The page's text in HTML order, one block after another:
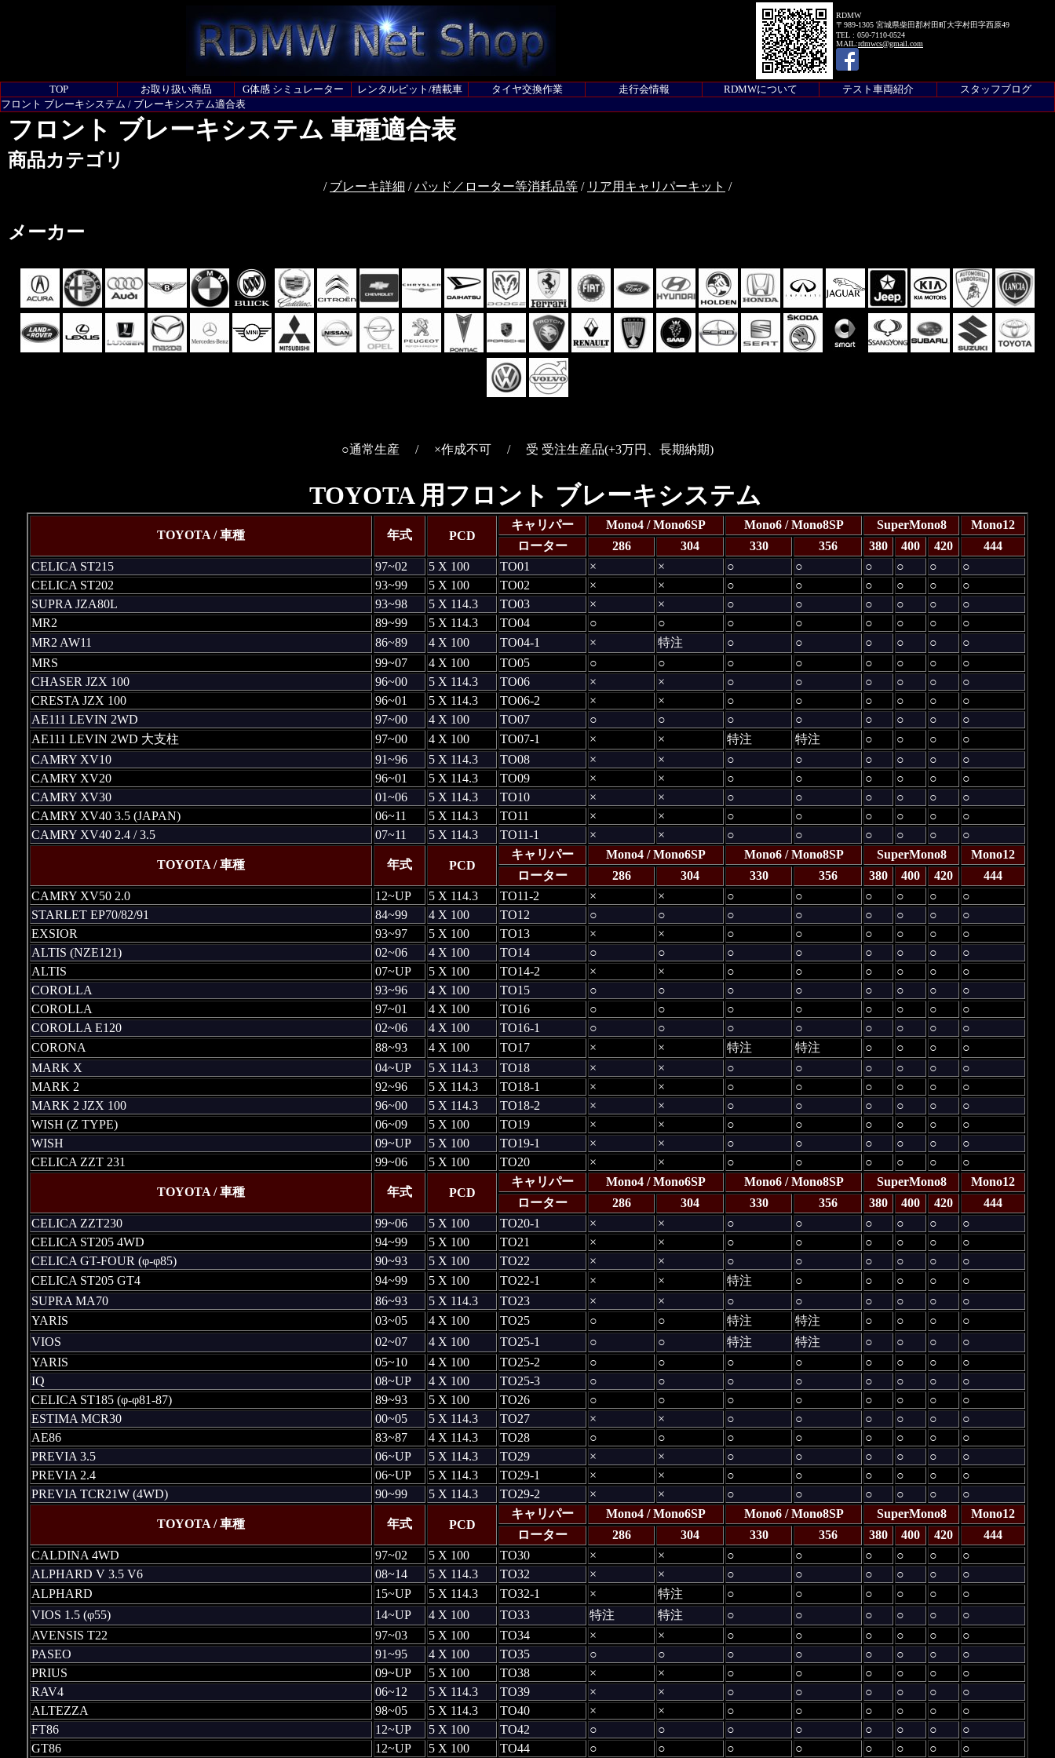
RDMW
〒989-1305 宮城県柴田郡村田町大字村田字西原49
TEL : 050-7110-0524
MAIL:rdmwcs@gmail.com
TOP お取り扱い商品 G体感 シミュレーター レンタルピット/積載車 タイヤ交換作業 走行会情報 RDMWについて テスト車両紹介
スタッフブログ
フロント ブレーキシステム / ブレーキシステム適合表
フロント ブレーキシステム 車種適合表
商品カテゴリ
/ ブレーキ詳細 /パッド／ローター等消耗品等 / リア用キャリパーキット /
メーカー
○通常生産 / ×作成不可 / 受 受注生産品(+3万円、長期納期)
TOYOTA 用フロント ブレーキシステム
TOYOTA / 車種 年式 PCD
キャリパー Mono4 / Mono6SP Mono6 / Mono8SP SuperMono8
Mono12
ローター
286 304 330 356 380 400 420
444
CELICA ST215
97~02 5 X 100 TO01 × × ○ ○ ○ ○ ○
○
CELICA ST202
93~99 5 X 100 TO02 × × ○ ○ ○ ○ ○
○
SUPRA JZA80L
93~98 5 X 114.3 TO03 × × ○ ○ ○ ○ ○
○
MR2
89~99 5 X 114.3 TO04 ○ ○ ○ ○ ○ ○ ○
○
MR2 AW11
86~89 4 X 100 TO04-1 × 特注 ○ ○ ○ ○ ○
○
MRS
99~07 4 X 100 TO05 ○ ○ ○ ○ ○ ○ ○
○
CHASER JZX 100
96~00 5 X 114.3 TO06 × × ○ ○ ○ ○ ○
○
CRESTA JZX 100
96~01 5 X 114.3 TO06-2 × × ○ ○ ○ ○ ○
○
AE111 LEVIN 2WD
97~00 4 X 100 TO07 ○ ○ ○ ○ ○ ○ ○
○
AE111 LEVIN 2WD 大支柱
97~00 4 X 100 TO07-1 × × 特注 特注 ○ ○ ○
○
CAMRY XV10
91~96 5 X 114.3 TO08 × × ○ ○ ○ ○ ○
○
CAMRY XV20
96~01 5 X 114.3 TO09 × × ○ ○ ○ ○ ○
○
CAMRY XV30
01~06 5 X 114.3 TO10 × × ○ ○ ○ ○ ○
○
CAMRY XV40 3.5 (JAPAN)
06~11 5 X 114.3 TO11 × × ○ ○ ○ ○ ○
○
CAMRY XV40 2.4 / 3.5
07~11 5 X 114.3 TO11-1 × × ○ ○ ○ ○ ○ ○
TOYOTA / 車種 年式 PCD
キャリパー Mono4 / Mono6SP Mono6 / Mono8SP SuperMono8
Mono12
ローター
286 304 330 356 380 400 420
444
CAMRY XV50 2.0
12~UP 5 X 114.3 TO11-2 × × ○ ○ ○ ○ ○
○
STARLET EP70/82/91
84~99 4 X 100 TO12 ○ ○ ○ ○ ○ ○ ○
○
EXSIOR
93~97 5 X 100 TO13 × × ○ ○ ○ ○ ○
○
ALTIS (NZE121)
02~06 4 X 100 TO14 ○ ○ ○ ○ ○ ○ ○
○
ALTIS
07~UP 5 X 100 TO14-2 × × ○ ○ ○ ○ ○
○
COROLLA
93~96 4 X 100 TO15 ○ ○ ○ ○ ○ ○ ○
○
COROLLA
97~01 4 X 100 TO16 ○ ○ ○ ○ ○ ○ ○
○
COROLLA E120
02~06 4 X 100 TO16-1 ○ ○ ○ ○ ○ ○ ○
○
CORONA
88~93 4 X 100 TO17 × × 特注 特注 ○ ○ ○
○
MARK X
04~UP 5 X 114.3 TO18 × × ○ ○ ○ ○ ○
○
MARK 2
92~96 5 X 114.3 TO18-1 × × ○ ○ ○ ○ ○
○
MARK 2 JZX 100
96~00 5 X 114.3 TO18-2 × × ○ ○ ○ ○ ○
○
WISH (Z TYPE)
06~09 5 X 100 TO19 × × ○ ○ ○ ○ ○
○
WISH
09~UP 5 X 100 TO19-1 × × ○ ○ ○ ○ ○
○
CELICA ZZT 231
99~06 5 X 100 TO20 × × ○ ○ ○ ○ ○ ○
TOYOTA / 車種 年式 PCD
キャリパー Mono4 / Mono6SP Mono6 / Mono8SP SuperMono8
Mono12
ローター
286 304 330 356 380 400 420
444
CELICA ZZT230
99~06 5 X 100 TO20-1 × × ○ ○ ○ ○ ○
○
CELICA ST205 4WD
94~99 5 X 100 TO21 × × ○ ○ ○ ○ ○
○
CELICA GT-FOUR (φ-φ85)
90~93 5 X 100 TO22 × × ○ ○ ○ ○ ○
○
CELICA ST205 GT4
94~99 5 X 100 TO22-1 × × 特注 ○ ○ ○ ○
○
SUPRA MA70
86~93 5 X 114.3 TO23 × × ○ ○ ○ ○ ○
○
YARIS
03~05 4 X 100 TO25 ○ ○ 特注 特注 ○ ○ ○
○
VIOS
02~07 4 X 100 TO25-1 ○ ○ 特注 特注 ○ ○ ○
○
YARIS
05~10 4 X 100 TO25-2 ○ ○ ○ ○ ○ ○ ○
○
IQ
08~UP 4 X 100 TO25-3 ○ ○ ○ ○ ○ ○ ○
○
CELICA ST185 (φ-φ81-87)
89~93 5 X 100 TO26 ○ ○ ○ ○ ○ ○ ○
○
ESTIMA MCR30
00~05 5 X 114.3 TO27 × × ○ ○ ○ ○ ○
○
AE86
83~87 4 X 114.3 TO28 ○ ○ ○ ○ ○ ○ ○
○
PREVIA 3.5
06~UP 5 X 114.3 TO29 × × ○ ○ ○ ○ ○
○
PREVIA 2.4
06~UP 5 X 114.3 TO29-1 × × ○ ○ ○ ○ ○
○
PREVIA TCR21W (4WD)
90~99 5 X 114.3 TO29-2 × × ○ ○ ○ ○ ○ ○
TOYOTA / 車種 年式 PCD
キャリパー Mono4 / Mono6SP Mono6 / Mono8SP SuperMono8
Mono12
ローター
286 304 330 356 380 400 420
444
CALDINA 4WD
97~02 5 X 100 TO30 × × ○ ○ ○ ○ ○
○
ALPHARD V 3.5 V6
08~14 5 X 114.3 TO32 × × ○ ○ ○ ○ ○
○
ALPHARD
15~UP 5 X 114.3 TO32-1 × 特注 ○ ○ ○ ○ ○
○
VIOS 1.5 (φ55)
14~UP 4 X 100 TO33 特注 特注 ○ ○ ○ ○ ○
○
AVENSIS T22
97~03 5 X 100 TO34 × × ○ ○ ○ ○ ○
○
PASEO
91~95 4 X 100 TO35 ○ ○ ○ ○ ○ ○ ○
○
PRIUS
09~UP 5 X 100 TO38 × × ○ ○ ○ ○ ○
○
RAV4
06~12 5 X 114.3 TO39 × × ○ ○ ○ ○ ○
○
ALTEZZA
98~05 5 X 114.3 TO40 × × ○ ○ ○ ○ ○
○
FT86
12~UP 5 X 100 TO42 ○ ○ ○ ○ ○ ○ ○
○
GT86
12~UP 5 X 100 TO44 ○ ○ ○ ○ ○ ○ ○ ○